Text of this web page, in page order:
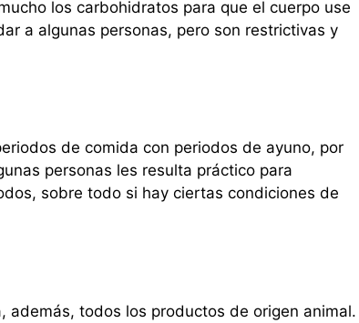
los carbohidratos para que el cuerpo use
a algunas personas, pero son restrictivas y
de comida con periodos de ayuno, por
personas les resulta práctico para
sobre todo si hay ciertas condiciones de
además, todos los productos de origen animal.